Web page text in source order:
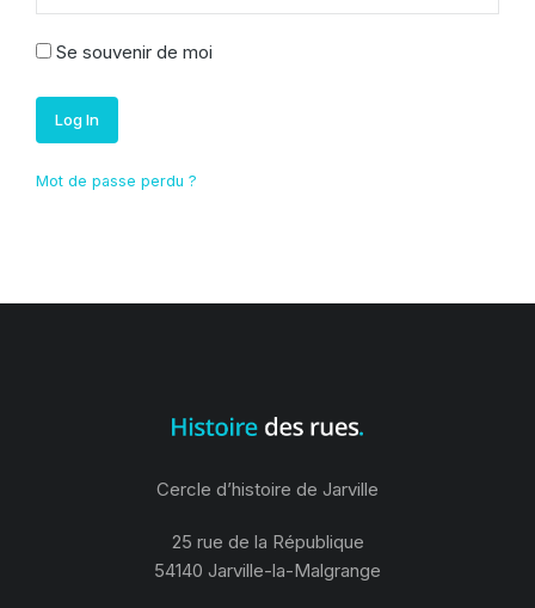
Se souvenir de moi
Log In
Mot de passe perdu ?
Cercle d’histoire de Jarville
25 rue de la République
54140 Jarville-la-Malgrange